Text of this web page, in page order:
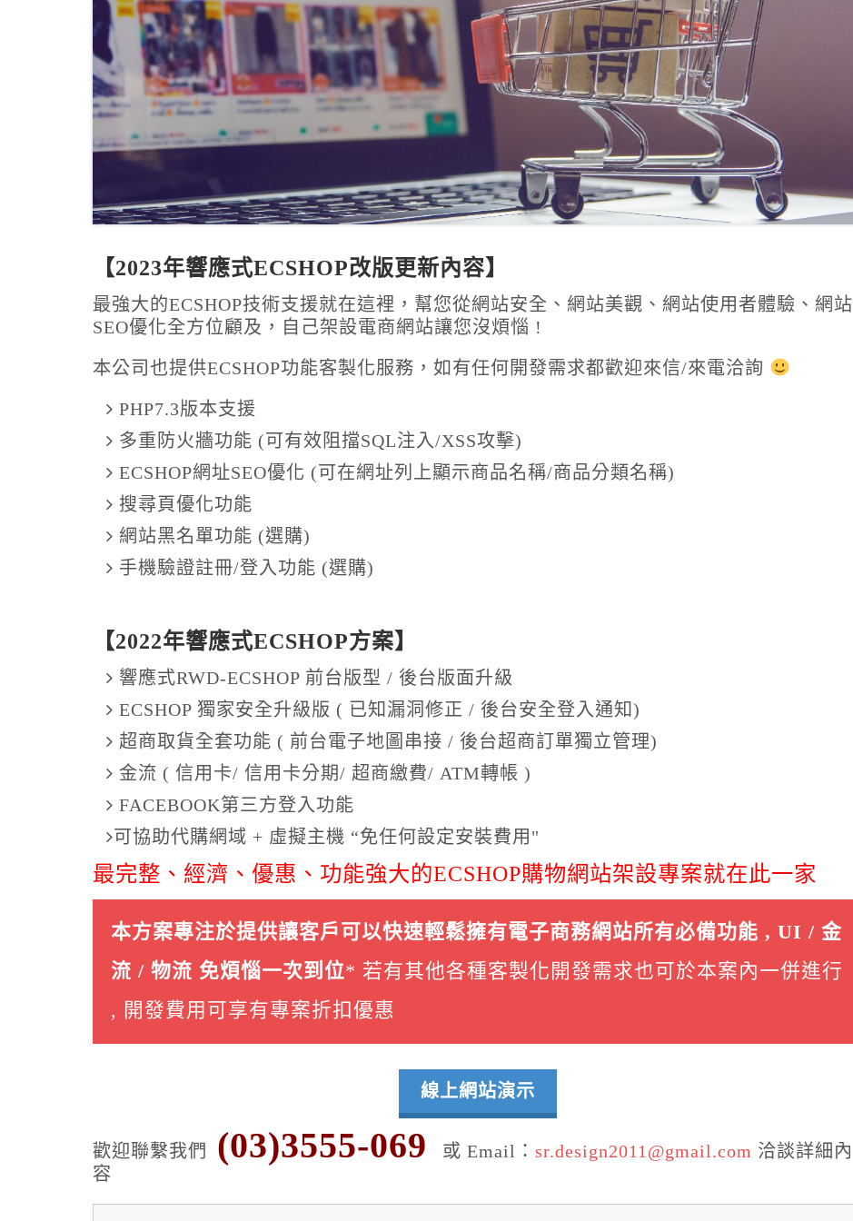
【2023年響應式ECSHOP改版更新內容】
最強大的ECSHOP技術支援就在這裡，幫您從網站安全、網站美觀、網站使用者體驗、網站
SEO優化全方位顧及，自己架設電商網站讓您沒煩惱 !
本公司也提供ECSHOP功能客製化服務，如有任何開發需求都歡迎來信/來電洽詢
PHP7.3版本支援
多重防火牆功能 (可有效阻擋SQL注入/XSS攻擊)
ECSHOP網址SEO優化 (可在網址列上顯示商品名稱/商品分類名稱)
搜尋頁優化功能
網站黑名單功能 (選購)
手機驗證註冊/登入功能 (選購)
【2022年響應式ECSHOP方案】
響應式RWD-ECSHOP 前台版型 / 後台版面升級
ECSHOP 獨家安全升級版 ( 已知漏洞修正 / 後台安全登入通知)
超商取貨全套功能 ( 前台電子地圖串接 / 後台超商訂單獨立管理)
金流 ( 信用卡/ 信用卡分期/ 超商繳費/ ATM轉帳 )
FACEBOOK第三方登入功能
可協助代購網域 + 虛擬主機 “免任何設定安裝費用"
最完整、經濟、優惠、功能強大的ECSHOP購物網站架設專案就在此一家
本方案專注於提供讓客戶可以快速輕鬆擁有電子商務網站所有必備功能 , UI / 金
流 / 物流 免煩惱一次到位* 若有其他各種客製化開發需求也可於本案內一併進行
, 開發費用可享有專案折扣優惠
線上網站演示
歡迎聯繫我們 (03)3555-069 或 Email： sr.design2011@gmail.com 洽談詳細內
容